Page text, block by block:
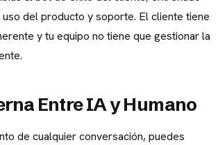
del producto y soporte. El cliente tiene
y tu equipo no tiene que gestionar la
Entre IA y Humano
de cualquier conversación, puedes